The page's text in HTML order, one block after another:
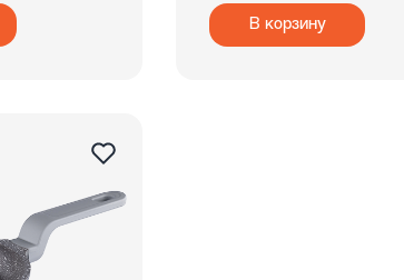
В корзину